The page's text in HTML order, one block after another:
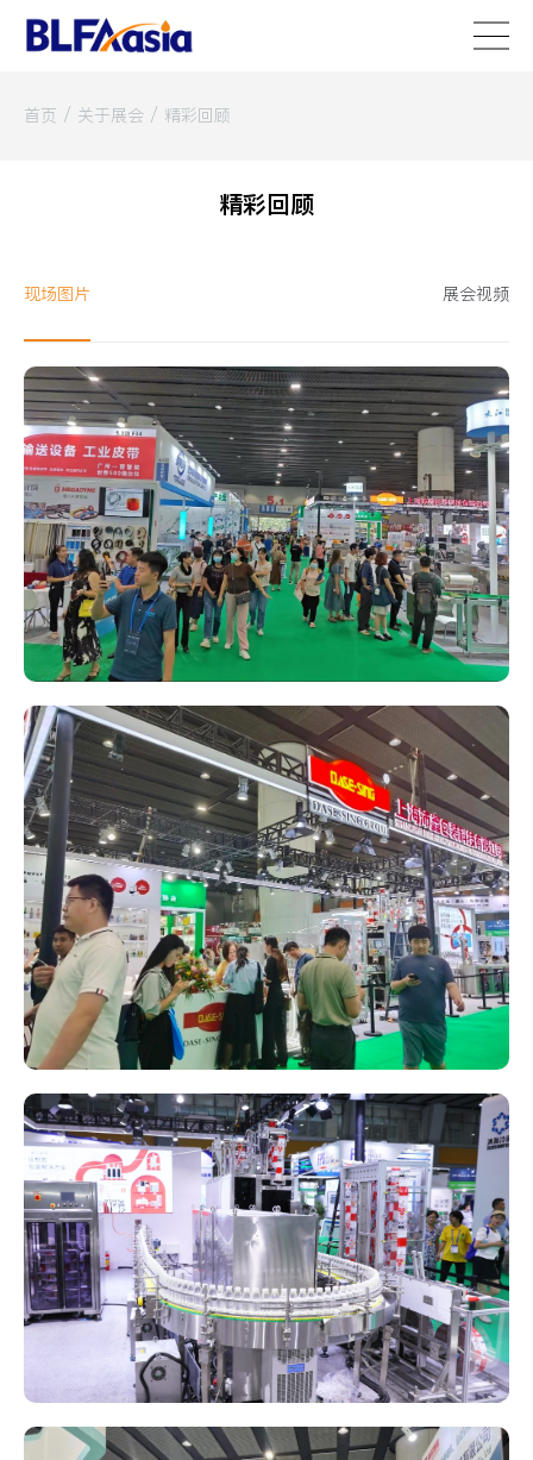
首页 / 关于展会 / 精彩回顾
精彩回顾
现场图片 展会视频